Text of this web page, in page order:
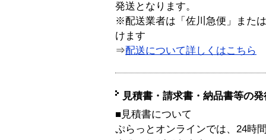
発送となります。
※配送業者は「佐川急便」また
けます
⇒配送について詳しくはこちら
見積書・請求書・納品書等の
■見積書について
ぷらっとオンラインでは、24時